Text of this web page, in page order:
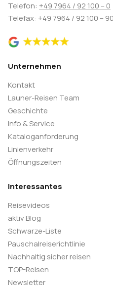
Eine verdient entspannte
und entlang der
der vergangenen Tage
die Madonie Runde
(Mittagspause) und
53KM/380 HM.
7. Tag:
Freier Tag und/oder
Taormina verzaubert
aussichtsreichen
Bergterrasse des Monte
perfekt erhaltenes
phänomenalen Blick auf
zusätzlich. Ein Tag in
Telefon: +49 7964 / 92 100 – 0
Telefax: +49 7964 / 92 100 – 90
Unternehmen
Kontakt
Launer-Reisen Team
Geschichte
Info & Service
Kataloganforderung
Linienverkehr
Öffnungszeiten
Interessantes
Reisevideos
aktiv Blog
Schwarze-Liste
Pauschalreiserichtlinie
Nachhaltig sicher reisen
TOP-Reisen
Newsletter